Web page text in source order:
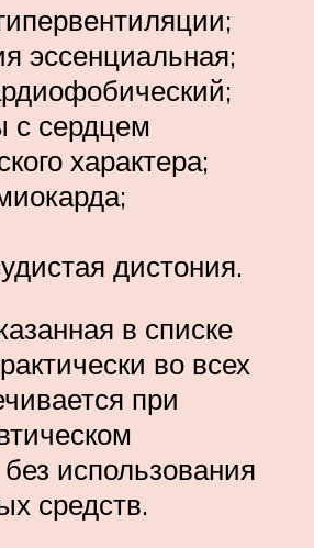
эссенциальная;
с сердцем
характера;
дистония.
в списке
во всех
при
использования
средств.